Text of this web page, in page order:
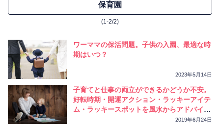
カテゴリー別
鑑定
キーワード別
彼の気持ち 恋の行方 時期
今週の運勢
保育園
(1-2/2)
ワーママの保活問題。子供の入園、最適な時
期はいつ？
2023年5月14日
子育てと仕事の両立ができるかどうか不安。
好転時期・開運アクション・ラッキーアイテ
ム・ラッキースポットを風水からアドバイ
2019年6月24日